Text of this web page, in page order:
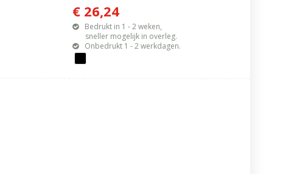
€ 26,24
Bedrukt in 1 - 2 weken,
sneller mogelijk in overleg.
Onbedrukt 1 - 2 werkdagen.